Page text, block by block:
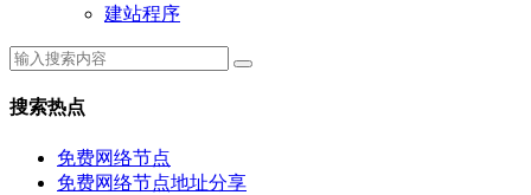
建站程序
搜索热点
免费网络节点
免费网络节点地址分享